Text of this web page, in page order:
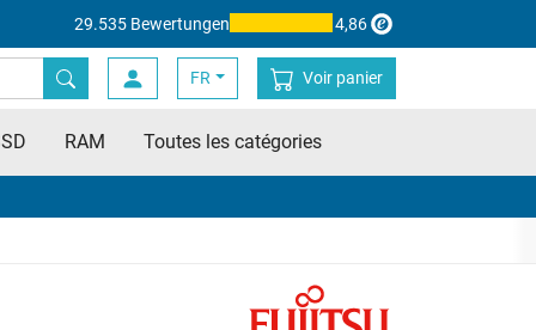
29.535 Bewertungen 4,86
FR Voir panier
RAM Toutes les catégories